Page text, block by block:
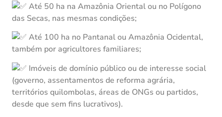
Até 50 ha na Amazônia Oriental ou no Polígono
das Secas, nas mesmas condições;
Até 100 ha no Pantanal ou Amazônia Ocidental,
também por agricultores familiares;
Imóveis de domínio público ou de interesse social
(governo, assentamentos de reforma agrária,
territórios quilombolas, áreas de ONGs ou partidos,
desde que sem fins lucrativos).